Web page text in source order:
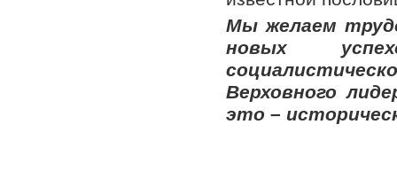
Мы желаем
новых
Верховного
это –